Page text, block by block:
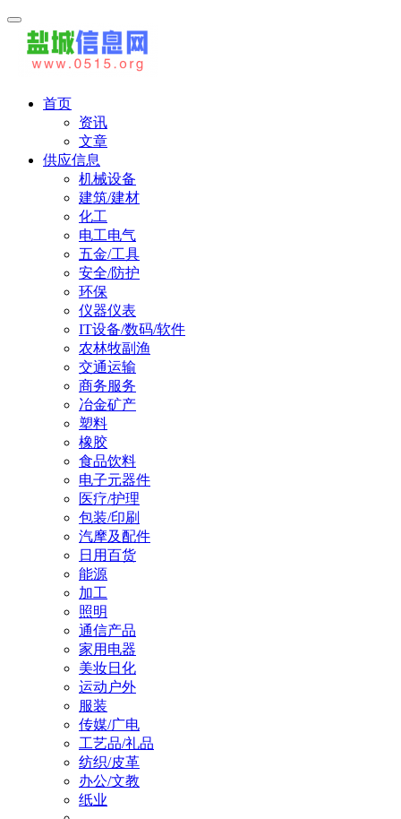
首页
资讯
文章
供应信息
机械设备
建筑/建材
化工
电工电气
五金/工具
安全/防护
环保
仪器仪表
IT设备/数码/软件
农林牧副渔
交通运输
商务服务
冶金矿产
塑料
橡胶
食品饮料
电子元器件
医疗/护理
包装/印刷
汽摩及配件
日用百货
能源
加工
照明
通信产品
家用电器
美妆日化
运动户外
服装
传媒/广电
工艺品/礼品
纺织/皮革
办公/文教
纸业